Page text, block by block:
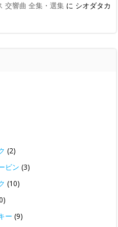
交響曲 全集・選集 に シオダタカ
(2)
ビン (3)
(10)
ー (9)